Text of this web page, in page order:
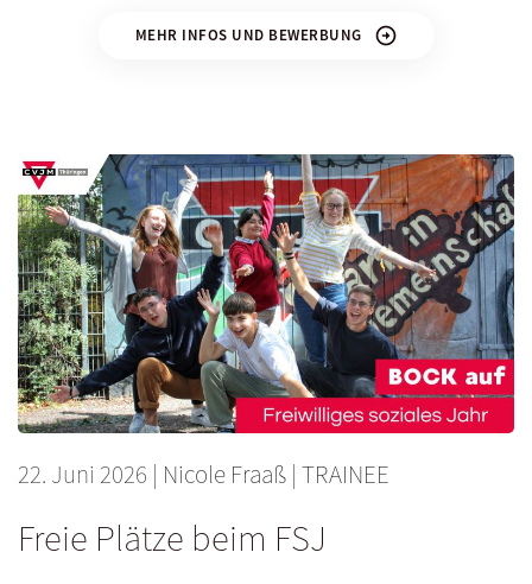
MEHR INFOS UND BEWERBUNG
22. Juni 2026 | Nicole Fraaß | TRAINEE
Freie Plätze beim FSJ